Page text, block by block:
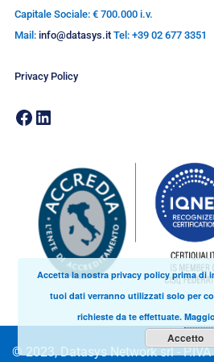
Capitale Sociale: € 700.000 i.v.
Mail: info@datasys.it Tel: +39 02 677 3351
Privacy Policy
© 2023, Datasys Network srl -
Accetta la nostra privacy policy prima di
tuoi dati verranno utilizzati solo per
richieste da te effettuate.
Accetto